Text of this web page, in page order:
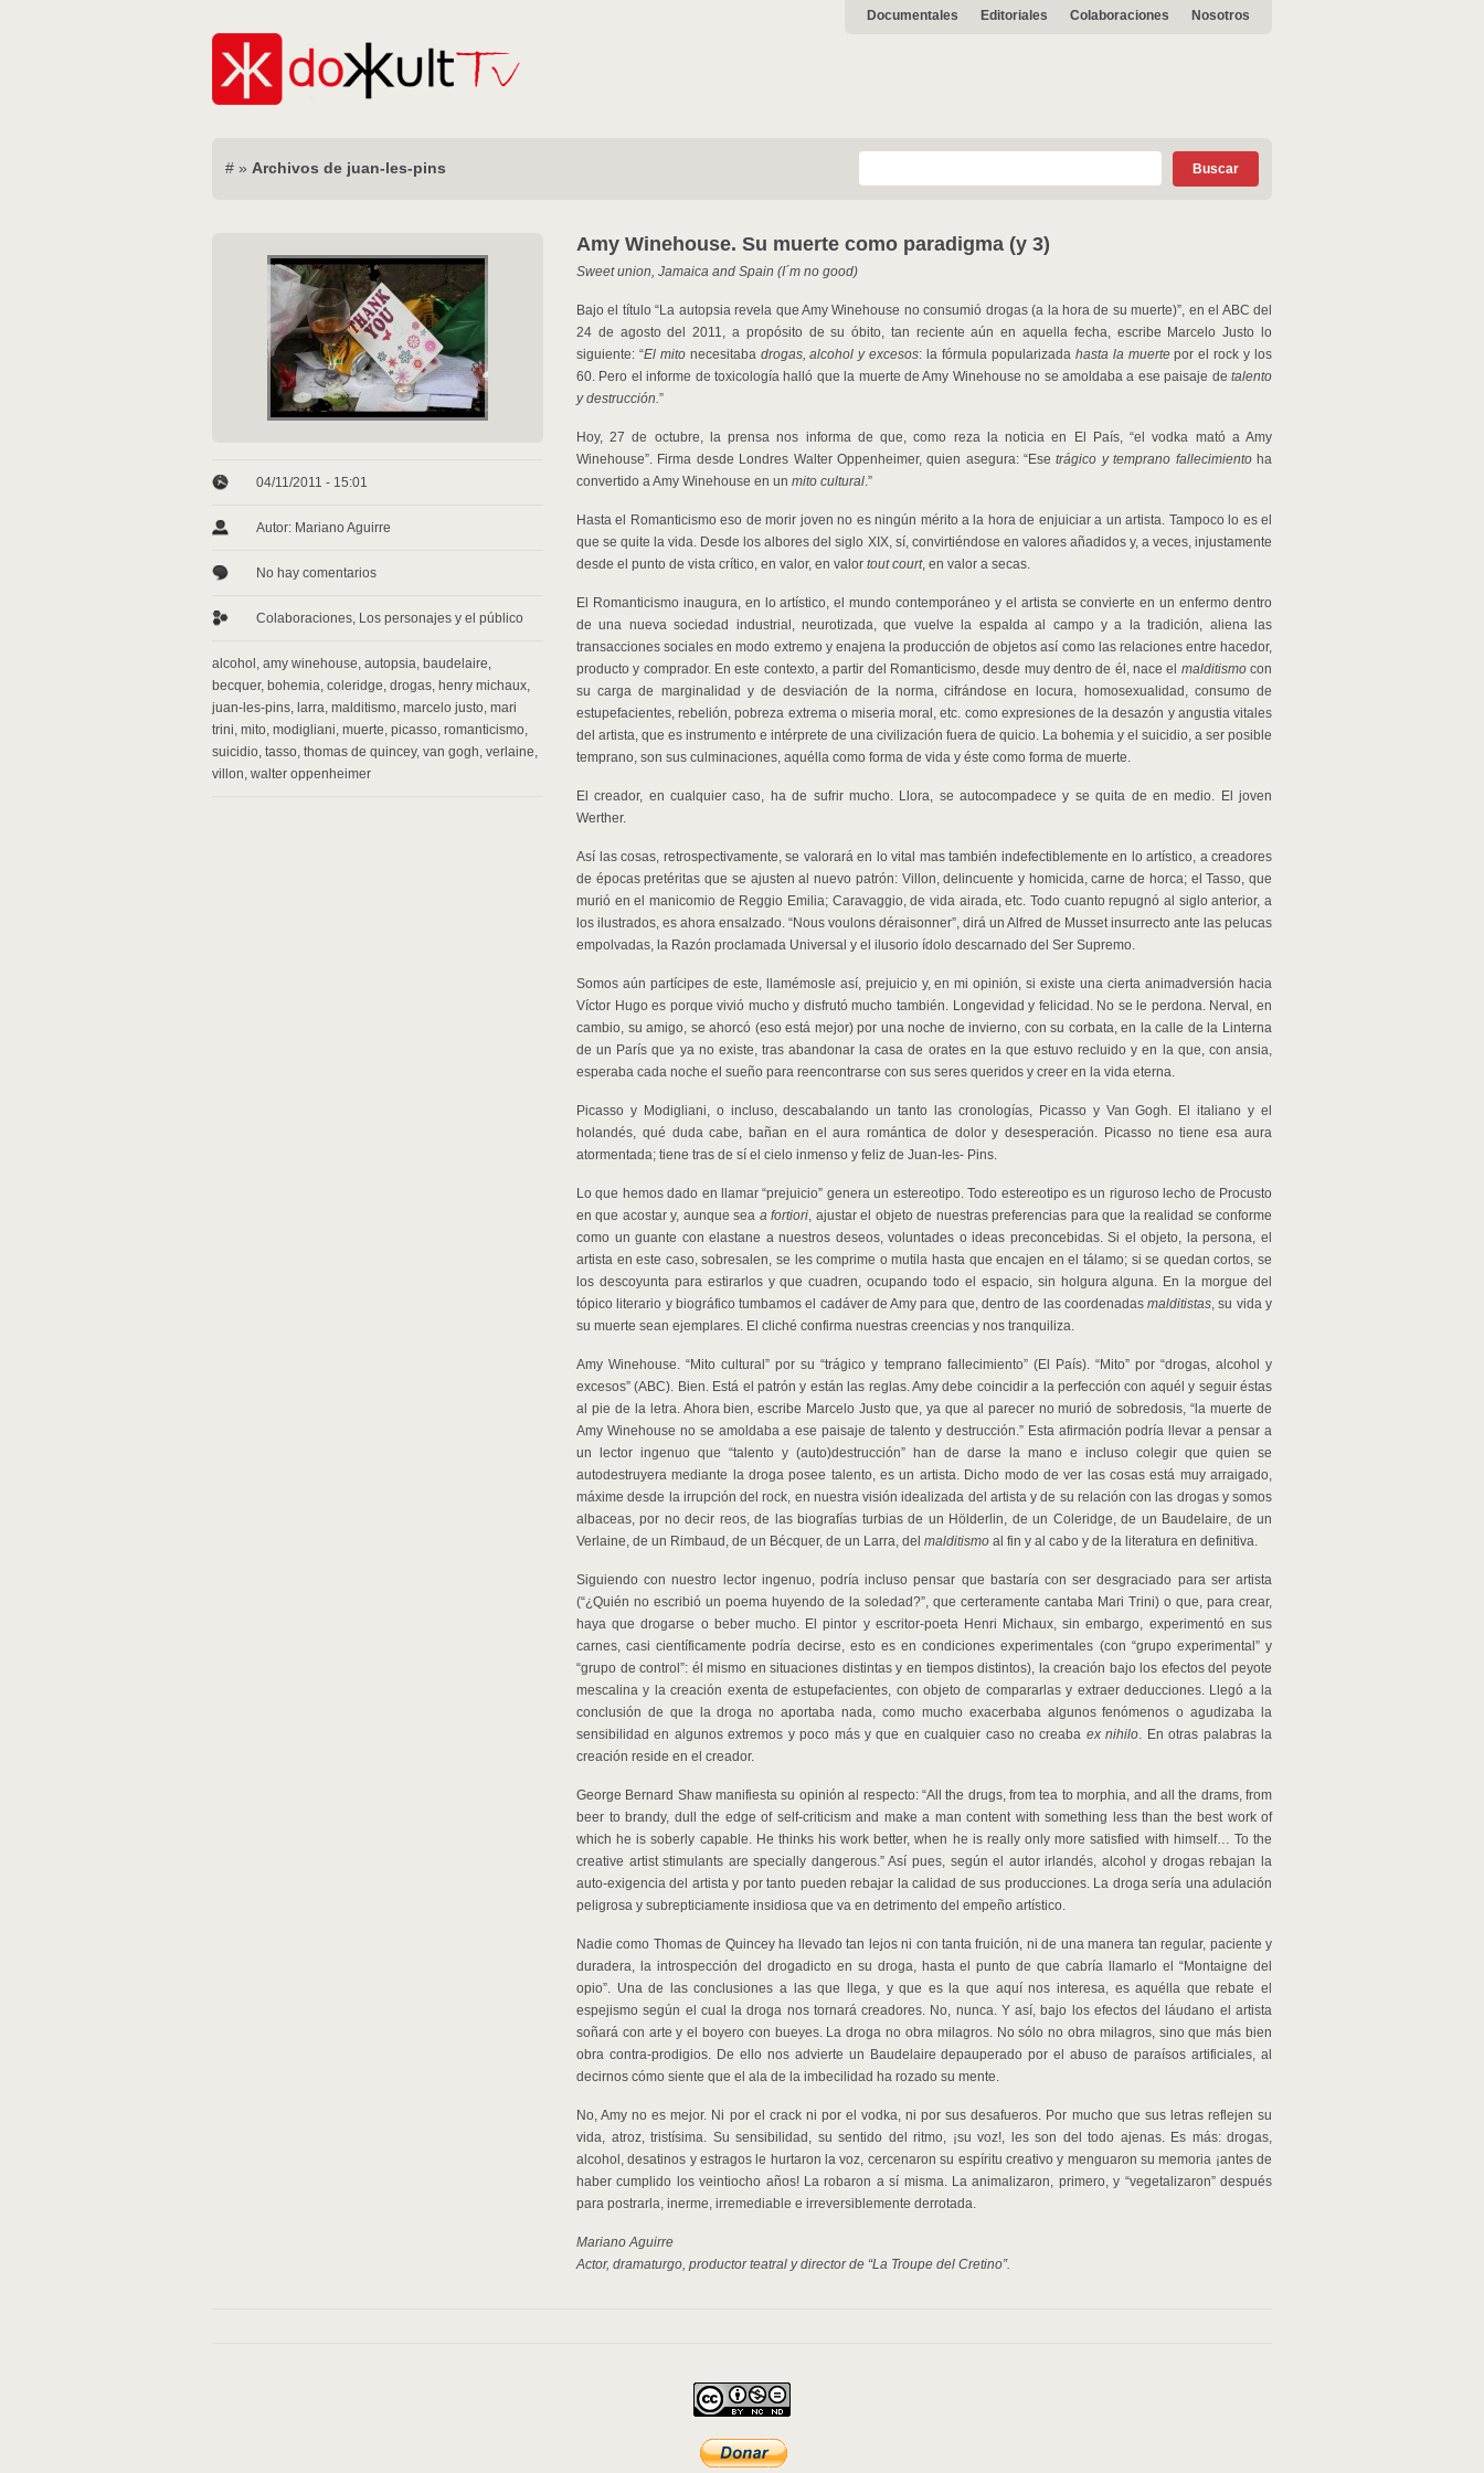
Documentales Editoriales Colaboraciones Nosotros
# » Archivos de juan-les-pins
04/11/2011 - 15:01
Autor: Mariano Aguirre
No hay comentarios
Colaboraciones, Los personajes y el público
alcohol , amy winehouse, autopsia, baudelaire,
becquer, bohemia, coleridge, drogas, henry michaux,
juan-les-pins, larra, malditismo, marcelo justo, mari
trini, mito, modigliani, muerte, picasso, romanticismo,
suicidio, tasso, thomas de quincey, van gogh, verlaine,
villon, walter oppenheimer
Amy Winehouse. Su muerte como paradigma (y 3)
Sweet union, Jamaica and Spain (I´m no good)
Bajo el título “La autopsia revela que Amy Winehouse no consumió drogas (a la hora de su muerte)”, en el ABC del
24 de agosto del 2011, a propósito de su óbito, tan reciente aún en aquella fecha, escribe Marcelo Justo lo
siguiente: “El mitonecesitaba drogas, alcohol y excesos: la fórmula popularizada hasta la muertepor el rock y los
60. Pero el informe de toxicología halló que la muerte de Amy Winehouse no se amoldaba a ese paisaje de talento
y destrucción.”
Hoy, 27 de octubre, la prensa nos informa de que, como reza la noticia en El País, “el vodka mató a Amy
Winehouse”. Firma desde Londres Walter Oppenheimer, quien asegura: “Esetrágico y temprano fallecimientoha
convertido a Amy Winehouse en un mito cultural.”
Hasta el Romanticismo eso de morir joven no es ningún mérito a la hora de enjuiciar a un artista. Tampoco lo es el
que se quite la vida. Desde los albores del siglo XIX, sí, convirtiéndose en valores añadidos y, a veces, injustamente
desde el punto de vista crítico, en valor, en valor tout court, en valor a secas.
El Romanticismo inaugura, en lo artístico, el mundo contemporáneo y el artista se convierte en un enfermo dentro
de una nueva sociedad industrial, neurotizada, que vuelve la espalda al campo y a la tradición, aliena las
transacciones sociales en modo extremo y enajena la producción de objetos así como las relaciones entre hacedor,
producto y comprador. En este contexto, a partir del Romanticismo, desde muy dentro de él, nace el malditismocon
su carga de marginalidad y de desviación de la norma, cifrándose en locura, homosexualidad, consumo de
estupefacientes, rebelión, pobreza extrema o miseria moral, etc. como expresiones de la desazón y angustia vitales
del artista, que es instrumento e intérprete de una civilización fuera de quicio. La bohemia y el suicidio, a ser posible
temprano, son sus culminaciones, aquélla como forma de vida y éste como forma de muerte.
El creador, en cualquier caso, ha de sufrir mucho. Llora, se autocompadece y se quita de en medio. El joven
Werther.
Así las cosas, retrospectivamente, se valorará en lo vital mas también indefectiblemente en lo artístico, a creadores
de épocas pretéritas que se ajusten al nuevo patrón: Villon, delincuente y homicida, carne de horca; el Tasso, que
murió en el manicomio de Reggio Emilia; Caravaggio, de vida airada, etc. Todo cuanto repugnó al siglo anterior, a
los ilustrados, es ahora ensalzado. “Nous voulons déraisonner”, dirá un Alfred de Musset insurrecto ante las pelucas
empolvadas, la Razón proclamada Universal y el ilusorio ídolo descarnado del Ser Supremo.
Somos aún partícipes de este, llamémosle así, prejuicio y, en mi opinión, si existe una cierta animadversión hacia
Víctor Hugo es porque vivió mucho y disfrutó mucho también. Longevidad y felicidad. No se le perdona. Nerval, en
cambio, su amigo, se ahorcó (eso está mejor) por una noche de invierno, con su corbata, en la calle de la Linterna
de un París que ya no existe, tras abandonar la casa de orates en la que estuvo recluido y en la que, con ansia,
esperaba cada noche el sueño para reencontrarse con sus seres queridos y creer en la vida eterna.
Picasso y Modigliani, o incluso, descabalando un tanto las cronologías, Picasso y Van Gogh. El italiano y el
holandés, qué duda cabe, bañan en el aura romántica de dolor y desesperación. Picasso no tiene esa aura
atormentada; tiene tras de sí el cielo inmenso y feliz de Juan-les- Pins.
Lo que hemos dado en llamar “prejuicio” genera un estereotipo. Todo estereotipo es un riguroso lecho de Procusto
en que acostar y, aunque sea a fortiori, ajustar el objeto de nuestras preferencias para que la realidad se conforme
como un guante con elastane a nuestros deseos, voluntades o ideas preconcebidas. Si el objeto, la persona, el
artista en este caso, sobresalen, se les comprime o mutila hasta que encajen en el tálamo; si se quedan cortos, se
los descoyunta para estirarlos y que cuadren, ocupando todo el espacio, sin holgura alguna. En la morgue del
tópico literario y biográfico tumbamos el cadáver de Amy para que, dentro de las coordenadasmalditistas, su vida y
su muerte sean ejemplares. El cliché confirma nuestras creencias y nos tranquiliza.
Amy Winehouse. “Mito cultural” por su “trágico y temprano fallecimiento” (El País). “Mito” por “drogas, alcohol y
excesos” (ABC). Bien. Está el patrón y están las reglas. Amy debe coincidir a la perfección con aquél y seguir éstas
al pie de la letra. Ahora bien, escribe Marcelo Justo que, ya que al parecer no murió de sobredosis, “la muerte de
Amy Winehouse no se amoldaba a ese paisaje de talento y destrucción.” Esta afirmación podría llevar a pensar a
un lector ingenuo que “talento y (auto)destrucción” han de darse la mano e incluso colegir que quien se
autodestruyera mediante la droga posee talento, es un artista. Dicho modo de ver las cosas está muy arraigado,
máxime desde la irrupción del rock, en nuestra visión idealizada del artista y de su relación con las drogas y somos
albaceas, por no decir reos, de las biografías turbias de un Hölderlin, de un Coleridge, de un Baudelaire, de un
Verlaine, de un Rimbaud, de un Bécquer, de un Larra, del malditismo al fin y al cabo y de la literatura en definitiva.
Siguiendo con nuestro lector ingenuo, podría incluso pensar que bastaría con ser desgraciado para ser artista
(“¿Quién no escribió un poema huyendo de la soledad?”, que certeramente cantaba Mari Trini) o que, para crear,
haya que drogarse o beber mucho. El pintor y escritor-poeta Henri Michaux, sin embargo, experimentó en sus
carnes, casi científicamente podría decirse, esto es en condiciones experimentales (con “grupo experimental” y
“grupo de control”: él mismo en situaciones distintas y en tiempos distintos), la creación bajo los efectos del peyote
mescalina y la creación exenta de estupefacientes, con objeto de compararlas y extraer deducciones. Llegó a la
conclusión de que la droga no aportaba nada, como mucho exacerbaba algunos fenómenos o agudizaba la
sensibilidad en algunos extremos y poco más y que en cualquier caso no creaba ex nihilo. En otras palabras la
creación reside en el creador.
George Bernard Shaw manifiesta su opinión al respecto: “All the drugs, from tea to morphia, and all the drams, from
beer to brandy, dull the edge of self-criticism and make a man content with something less than the best work of
which he is soberly capable. He thinks his work better, when he is really only more satisfied with himself… To the
creative artist stimulants are specially dangerous.” Así pues, según el autor irlandés, alcohol y drogas rebajan la
auto-exigencia del artista y por tanto pueden rebajar la calidad de sus producciones. La droga sería una adulación
peligrosa y subrepticiamente insidiosa que va en detrimento del empeño artístico.
Nadie como Thomas de Quincey ha llevado tan lejos ni con tanta fruición, ni de una manera tan regular, paciente y
duradera, la introspección del drogadicto en su droga, hasta el punto de que cabría llamarlo el “Montaigne del
opio”. Una de las conclusiones a las que llega, y que es la que aquí nos interesa, es aquélla que rebate el
espejismo según el cual la droga nos tornará creadores. No, nunca. Y así, bajo los efectos del láudano el artista
soñará con arte y el boyero con bueyes. La droga no obra milagros. No sólo no obra milagros, sino que más bien
obra contra-prodigios. De ello nos advierte un Baudelaire depauperado por el abuso de paraísos artificiales, al
decirnos cómo siente que el ala de la imbecilidad ha rozado su mente.
No, Amy no es mejor. Ni por el crack ni por el vodka, ni por sus desafueros. Por mucho que sus letras reflejen su
vida, atroz, tristísima. Su sensibilidad, su sentido del ritmo, ¡su voz!, les son del todo ajenas. Es más: drogas,
alcohol, desatinos y estragos le hurtaron la voz, cercenaron su espíritu creativo y menguaron su memoria ¡antes de
haber cumplido los veintiocho años! La robaron a sí misma. La animalizaron, primero, y “vegetalizaron” después
para postrarla, inerme, irremediable e irreversiblemente derrotada.
Mariano Aguirre
Actor, dramaturgo, productor teatral y director de “La Troupe del Cretino”.